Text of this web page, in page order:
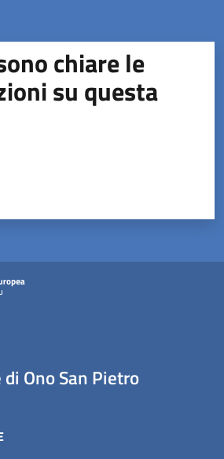
chiare le
su questa
la pagina
di Ono San Pietro